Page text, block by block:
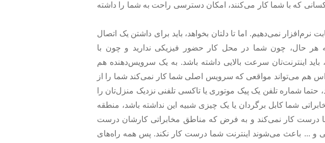
کسانی که با شما کار می‌کنند، امکان دسترسی راحت به شما را داشته
نرم‌افزار نمی‌دهیم. اما تا دلتان بخواهد، باید برای داشتن یک اتصال
هر حال، چون شما در محل کار حضور فیزیکی ندارید و چون با
اینترنت‌تان سرعت بالایی داشته باشد. به یک سرویس‌دهنده هم
هم می‌تواند مواقعی که سرویس اصلی شما کار نمی‌کند شما را از
حتما شماره تلفن یک پیک موتوری یا تاکسی تلفنی نزدیک منزل‌تان را
شما کابل برگردان یا یک چیزی شبیه این نداشته باشد، منطقه
درست کار نمی‌کند و به فرض که مناطق مخابراتی کارشان درست
و ... باعث می‌شوند اینترنت شما درست کار نکند. پس همه راه‌های